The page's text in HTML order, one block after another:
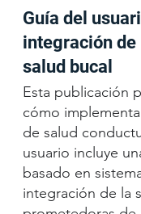
Guía del
integración de
salud bucal
Esta publicación
cómo
de salud
usuario incluye
basado en
integración de la